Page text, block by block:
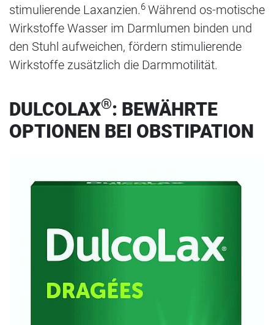
stimulierende Laxanzien.6 Während os-motische
Wirkstoffe Wasser im Darmlumen binden und
den Stuhl aufweichen, fördern stimulierende
Wirkstoffe zusätzlich die Darmmotilität.
DULCOLAX®: BEWÄHRTE
OPTIONEN BEI OBSTIPATION